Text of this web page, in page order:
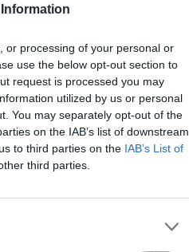
or processing of your personal or
use the below opt-out section to
request is processed you may
utilized by us or personal
You may separately opt-out of the
on the IAB’s list of downstream
to third parties on the IAB’s List of
third parties.